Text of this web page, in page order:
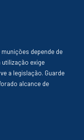
depende de
exige
a legislação. Guarde
alcance de